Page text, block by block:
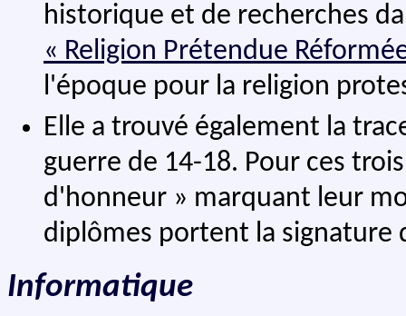
historique et de recherches
« Religion Prétendue
l'époque pour la religion
Elle a trouvé également la
guerre de 14-18. Pour ces
d'honneur » marquant leur
diplômes portent la signature
Informatique